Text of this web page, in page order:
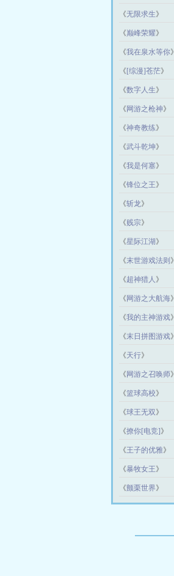
《无限求生》
《巅峰荣耀》
《我在泉水等你》
《 [综漫]苍茫》
《数字人生》
《 网游之枪神》
《神奇教练》
《武斗乾坤》
《我是何塞》
《锋位之王》
《斩龙》
《贱宗》
《星际江湖 》
《末世游戏法则 》
《超神猎人 》
《 网游之大航海》
《我的主神游戏》
《末日拼图游戏》
《天行》
《 网游之召唤师》
《篮球高校》
《球王无双》
《撩你[电竞] 》
《王子的优雅》
《暴牧女王》
《颤栗世界》